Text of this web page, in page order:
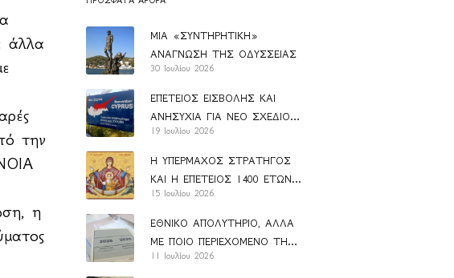
άλλα
την
η
ΜΙΑ «ΣΥΝΤΗΡΗΤΙΚΗ»
ΑΝΑΓΝΩΣΗ ΤΗΣ ΟΔΥΣΣΕΙΑΣ
30 Ιουλίου 2026
ΕΠΕΤΕΙΟΣ ΕΙΣΒΟΛΗΣ ΚΑΙ
ΑΝΗΣΥΧΙΑ ΓΙΑ ΝΕΟ ΣΧΕΔΙΟ
ΑΝΑΝ
19 Ιουλίου 2026
Η ΥΠΕΡΜΑΧΟΣ ΣΤΡΑΤΗΓΟΣ
ΚΑΙ Η ΕΠΕΤΕΙΟΣ 1400 ΕΤΩΝ
ΑΠΟ ΤΗΝ ΚΑΘΙΕΡΩΣΗ ΤΟΥ
15 Ιουλίου 2026
ΕΘΝΙΚΟ ΑΠΟΛΥΤΗΡΙΟ, ΑΛΛΑ
ΜΕ ΠΟΙΟ ΠΕΡΙΕΧΟΜΕΝΟ ΤΗΣ
ΠΑΙΔΕΙΑΣ;
11 Ιουλίου 2026